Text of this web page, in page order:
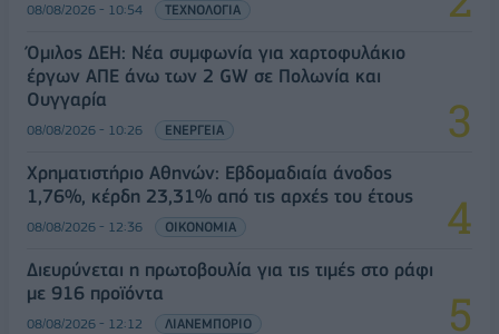
08/08/2026 - 10:54 ΤΕΧΝΟΛΟΓΙΑ
Όμιλος ΔΕΗ: Νέα συμφωνία για χαρτοφυλάκιο
έργων ΑΠΕ άνω των 2 GW σε Πολωνία και
Ουγγαρία
08/08/2026 - 10:26 ΕΝΕΡΓΕΙΑ
Χρηματιστήριο Αθηνών: Εβδομαδιαία άνοδος
1,76%, κέρδη 23,31% από τις αρχές του έτους
08/08/2026 - 12:36 ΟΙΚΟΝΟΜΙΑ
Διευρύνεται η πρωτοβουλία για τις τιμές στο ράφι
με 916 προϊόντα
08/08/2026 - 12:12 ΛΙΑΝΕΜΠΟΡΙΟ